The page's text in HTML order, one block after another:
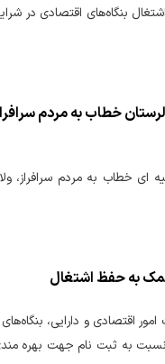
بنگاه‌های اقتصادی در
خطاب به مردم
ای خطاب به مردم سرافراز،
به حفظ اشتغال
اقتصادی و دارایی،
رمضان آسیب دیده‌اند می توانند از بیست و هفتم فروردین ماه به